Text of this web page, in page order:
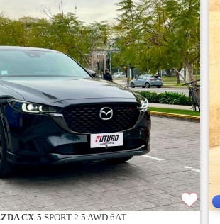
CX-5 SPORT 2.5 AWD 6AT